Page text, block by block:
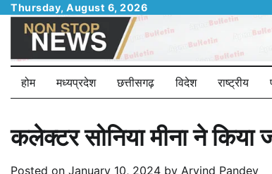
Skip
content
Thursday, August 6, 2026
होम मध्यप्रदेश छत्तीसगढ़ विदेश राष्ट्रीय
कलेक्टर सोनिया मीना ने किया
Posted on January 10, 2024 by Arvind Pandey